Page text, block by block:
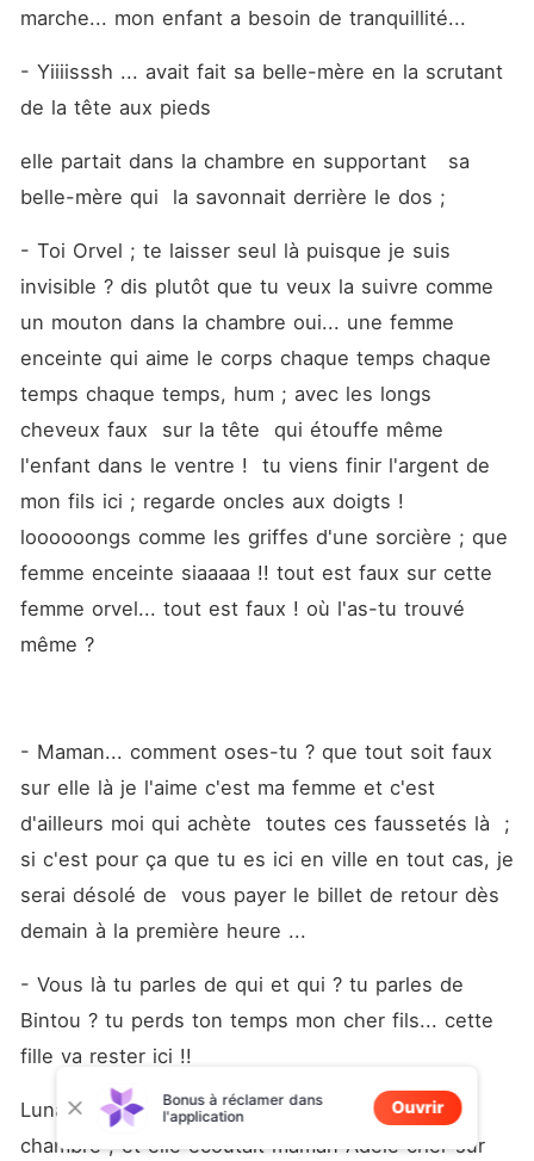
marche... mon enfant a besoin de tranquillité...
- Yiiiisssh ... avait fait sa belle-mère en la scrutant
de la tête aux pieds
elle partait dans la chambre en supportant   sa
belle-mère qui  la savonnait derrière le dos ;
- Toi Orvel ; te laisser seul là puisque je suis
invisible ? dis plutôt que tu veux la suivre comme
un mouton dans la chambre oui... une femme
enceinte qui aime le corps chaque temps chaque
temps chaque temps, hum ; avec les longs
cheveux faux  sur la tête  qui étouffe même
l'enfant dans le ventre !  tu viens finir l'argent de
mon fils ici ; regarde oncles aux doigts !
loooooongs comme les griffes d'une sorcière ; que
femme enceinte siaaaaa !! tout est faux sur cette
femme orvel... tout est faux ! où l'as-tu trouvé
même ?
- Maman... comment oses-tu ? que tout soit faux
sur elle là je l'aime c'est ma femme et c'est
d'ailleurs moi qui achète  toutes ces faussetés là  ;
si c'est pour ça que tu es ici en ville en tout cas, je
serai désolé de  vous payer le billet de retour dès
demain à la première heure ...
- Vous là tu parles de qui et qui ? tu parles de
Bintou ? tu perds ton temps mon cher fils... cette
fille va rester ici !!
Luna avait continué son chemin jusque dans la
chambre ; et elle écoutait maman Adèle crier sur
Bonus à réclamer dans
l'application
Ouvrir